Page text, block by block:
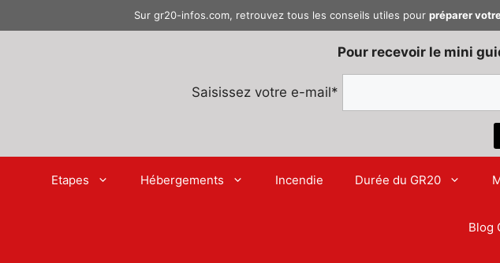
au
Sur gr20-infos.com, retrouvez tous les conseils utiles pour préparer
Pour recevoir le mini
Saisissez votre e-mail*
Etapes Hébergements Incendie Durée du GR20
Blog